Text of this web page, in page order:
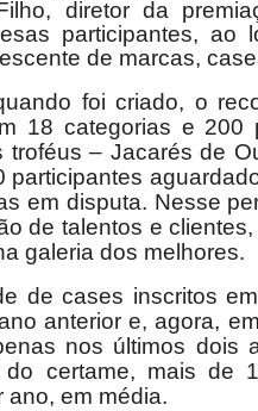
diretor da
participantes, ao
de marcas,
foi criado, o
18 categorias e 200
troféus – Jacarés de
participantes
em disputa. Nesse
de talentos e
galeria dos melhores.
de cases inscritos
anterior e, agora,
nos últimos dois
do certame, mais de
ano, em média.